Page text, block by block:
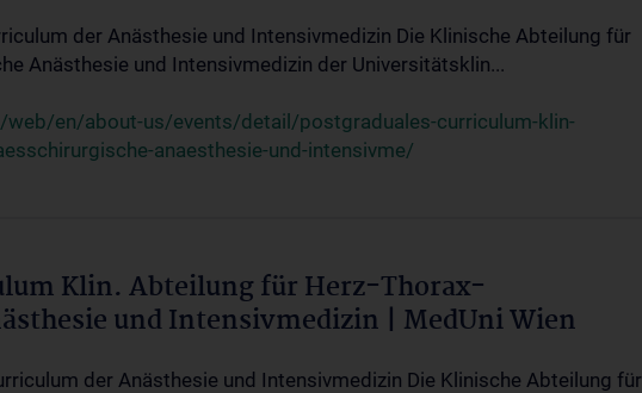
der Anästhesie und Intensivmedizin Die Klinische Abteilung für
Anästhesie und Intensivmedizin der Universitätsklin...
web/en/about-us/events/detail/postgraduales-curriculum-klin-
anaesthesie-und-intensivme/
Klin. Abteilung für Herz-Thorax-
und Intensivmedizin | MedUni Wien
der Anästhesie und Intensivmedizin Die Klinische Abteilung für